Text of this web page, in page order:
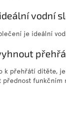
ideální vodní
je ideální
k přehřátí dítěte,
přednost funkčním